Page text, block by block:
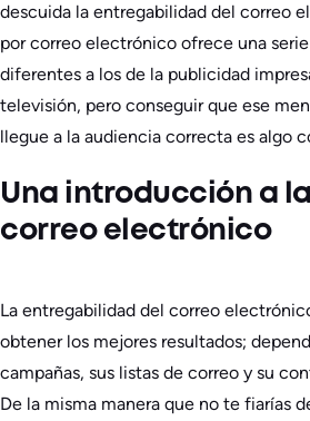
descuida la entregabilidad del correo
por correo electrónico ofrece una
diferentes a los de la publicidad
televisión, pero conseguir que ese
llegue a la audiencia correcta es algo
Una introducción a
correo electrónico
La entregabilidad del correo
obtener los mejores resultados;
campañas, sus listas de correo y su
De la misma manera que no te fiarías